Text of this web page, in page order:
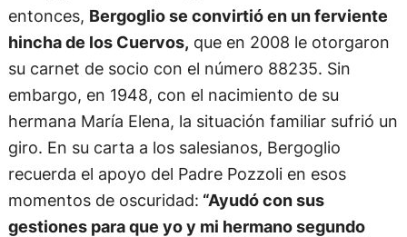
entonces, Bergoglio se convirtió en un ferviente
hincha de los Cuervos, que en 2008 le otorgaron
su carnet de socio con el número 88235. Sin
embargo, en 1948, con el nacimiento de su
hermana María Elena, la situación familiar sufrió un
giro. En su carta a los salesianos, Bergoglio
recuerda el apoyo del Padre Pozzoli en esos
momentos de oscuridad: “Ayudó con sus
gestiones para que yo y mi hermano segundo